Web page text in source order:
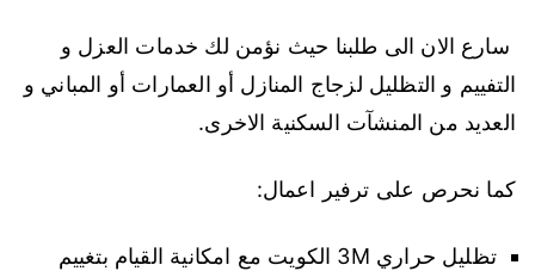
سارع الان الى طلبنا حيث نؤمن لك خدمات العزل و
التفييم و التظليل لزجاج المنازل أو العمارات أو المباني و
العديد من المنشآت السكنية الاخرى.
كما نحرص على ترفير اعمال:
تظليل حراري 3M الكويت مع امكانية القيام بتغييم